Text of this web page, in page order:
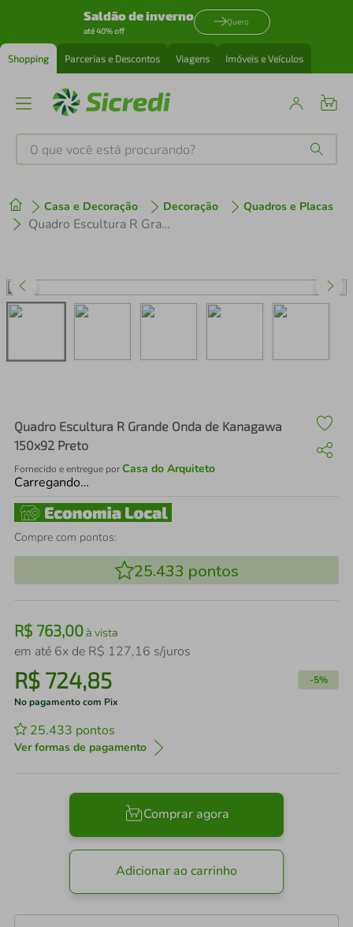
Saldão de inverno
até 40% off
Quero
Shopping Parcerias e Descontos Viagens Imóveis e Veículos
O que você está procurando?
Casa e Decoração Decoração Quadros e Placas
Quadro Escultura R Grande Onda de Kanagawa 150x92 Preto
Quadro Escultura R Grande Onda de Kanagawa
150x92 Preto
Fornecido e entregue porCasa do Arquiteto
Carregando…
Compre com pontos:
25.433 pontos
R$ 763,00à vista
em até 6x de R$ 127,16 s/juros
R$ 724,85 -5%
No pagamento com Pix
25.433 pontos
Ver formas de pagamento
Comprar agora
Adicionar ao carrinho
1º tenis
perfume